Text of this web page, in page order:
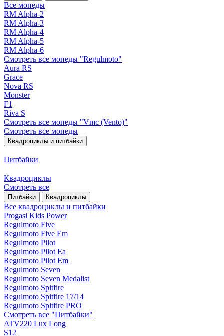
Все мопеды
RM Alpha-2
RM Alpha-3
RM Alpha-4
RM Alpha-5
RM Alpha-6
Смотреть все мопеды "Regulmoto"
Aura RS
Grace
Nova RS
Monster
F1
Riva S
Смотреть все мопеды "Vmc (Vento)"
Смотреть все мопеды
Квадроциклы и питбайки
Питбайки
Квадроциклы
Смотреть все
Питбайки Квадроциклы
Все квадроциклы и питбайки
Progasi Kids Power
Regulmoto Five
Regulmoto Five Em
Regulmoto Pilot
Regulmoto Pilot Ea
Regulmoto Pilot Em
Regulmoto Seven
Regulmoto Seven Medalist
Regulmoto Spitfire
Regulmoto Spitfire 17/14
Regulmoto Spitfire PRO
Смотреть все "Питбайки"
ATV220 Lux Long
S12